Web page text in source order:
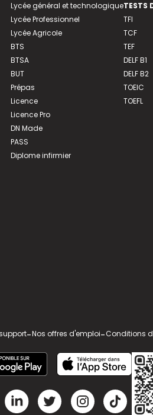
Lycée général et technologique
Lycée Professionnel
Lycée Agricole
BTS
BTSA
BUT
Prépas
Licence
Licence Pro
DN Made
PASS
Diplome infirmier
TESTS
TFI
TCF
TEF
DELF B1
DELF B2
TOEIC
TOEFL
-Nos offres d'emploi-Conditions